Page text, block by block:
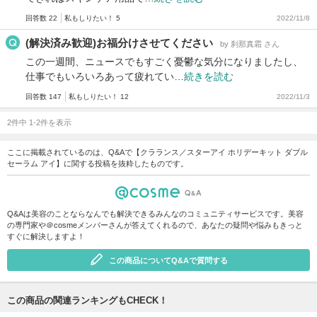
回答数 22 私もしりたい！ 5 2022/11/8
(解決済み歓迎)お福分けさせてください by 刹那真霜 さん
この一週間、ニュースでもすごく憂鬱な気分になりましたし、
仕事でもいろいろあって疲れてい… 続きを読む
回答数 147 私もしりたい！ 12 2022/11/3
2件中 1-2件を表示
ここに掲載されているのは、Q&Aで【クラランス／スターアイ ホリデーキット ダブル
セーラム アイ】に関する投稿を抜粋したものです。
Q&Aは美容のことならなんでも解決できるみんなのコミュニティサービスです。美容
の専門家や＠cosmeメンバーさんが答えてくれるので、あなたの疑問や悩みもきっと
すぐに解決しますよ！
この商品についてQ&Aで質問する
この商品の関連ランキングもCHECK！